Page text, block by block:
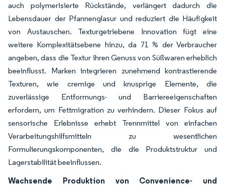
auch polymerisierte Rückstände, verlängert dadurch die
Lebensdauer der Pfannenglasur und reduziert die Häufigkeit
von Austauschen. Texturgetriebene Innovation fügt eine
weitere Komplexitätsebene hinzu, da 71 % der Verbraucher
angeben, dass die Textur ihren Genuss von Süßwaren erheblich
beeinflusst. Marken integrieren zunehmend kontrastierende
Texturen, wie cremige und knusprige Elemente, die
zuverlässige Entformungs- und Barriereeigenschaften
erfordern, um Fettmigration zu verhindern. Dieser Fokus auf
sensorische Erlebnisse erhebt Trennmittel von einfachen
Verarbeitungshilfsmitteln zu wesentlichen
Formulierungskomponenten, die die Produktstruktur und
Lagerstabilität beeinflussen.
Wachsende Produktion von Convenience- und